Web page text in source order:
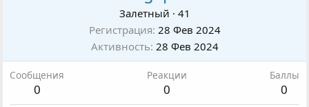
Залетный · 41
Регистрация 28 Фев 2024
Активность 28 Фев 2024
Сообщения
0
Реакции
0
Баллы
0